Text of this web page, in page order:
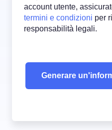
account utente,
termini e condizioni per
responsabilità legali.
Generare